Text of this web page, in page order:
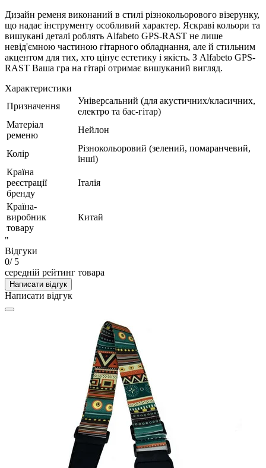
Дизайн ременя виконаний в стилі різнокольорового візерунку,
що надає інструменту особливий характер. Яскраві кольори та
вишукані деталі роблять Alfabeto GPS-RAST не лише
невід'ємною частиною гітарного обладнання, але й стильним
акцентом для тих, хто цінує естетику і якість. З Alfabeto GPS-
RAST Ваша гра на гітарі отримає вишуканий вигляд.
Характеристики
Призначення
Універсальний (для акустичних/класичних,
електро та бас-гітар)
Матеріал
ременю
Нейлон
Колір
Різнокольоровий (зелений, помаранчевий,
інші)
Країна
реєстрації
бренду
Італія
Країна-
виробник
товару
Китай
"
Відгуки
0/ 5
середній рейтинг товара
Написати відгук
Написати відгук